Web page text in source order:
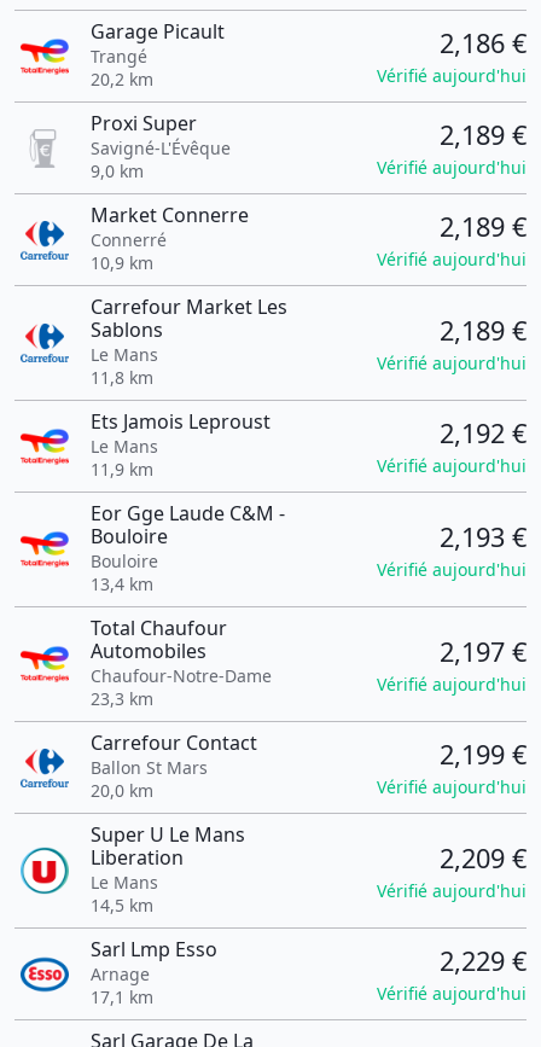
Garage Picault
Trangé
20,2 km
2,186 €
Vérifié aujourd'hui
Proxi Super
Savigné-L'Évêque
9,0 km
2,189 €
Vérifié aujourd'hui
Market Connerre
Connerré
10,9 km
2,189 €
Vérifié aujourd'hui
Carrefour Market Les
Sablons
Le Mans
11,8 km
2,189 €
Vérifié aujourd'hui
Ets Jamois Leproust
Le Mans
11,9 km
2,192 €
Vérifié aujourd'hui
Eor Gge Laude C&M -
Bouloire
Bouloire
13,4 km
2,193 €
Vérifié aujourd'hui
Total Chaufour
Automobiles
Chaufour-Notre-Dame
23,3 km
2,197 €
Vérifié aujourd'hui
Carrefour Contact
Ballon St Mars
20,0 km
2,199 €
Vérifié aujourd'hui
Super U Le Mans
Liberation
Le Mans
14,5 km
2,209 €
Vérifié aujourd'hui
Sarl Lmp Esso
Arnage
17,1 km
2,229 €
Vérifié aujourd'hui
Sarl Garage De La